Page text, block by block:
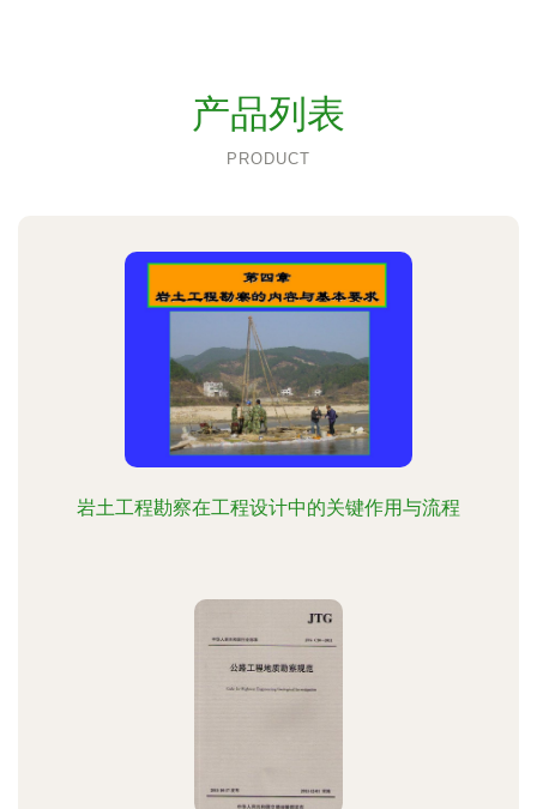
产品列表
PRODUCT
岩土工程勘察在工程设计中的关键作用与流程